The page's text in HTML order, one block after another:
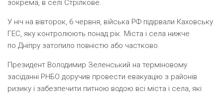
зокрема, в селі Стрілкове.
У ніч на вівторок, 6 червня, війська РФ підірвали Каховську
ГЕС, яку контролюють понад рік. Міста і села нижче
по Дніпру затопило повністю або частково.
Президент Володимир Зеленський на терміновому
засіданні РНБО доручив провести евакуацію з районів
ризику і забезпечити питною водою всі міста і села, які